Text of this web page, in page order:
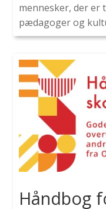
mennesker, der
pædagoger og
Håndbog